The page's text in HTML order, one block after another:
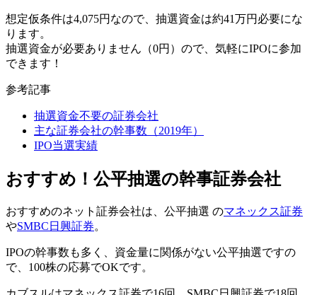
想定仮条件は4,075円 なので、 抽選資金は約41万円必要にな
ります。
抽選資金が必要ありません（0円） ので、気軽にIPOに参加
できます！
参考記事
抽選資金不要の証券会社
主な証券会社の幹事数（2019年）
IPO当選実績
おすすめ！公平抽選の幹事証券会社
おすすめのネット証券会社は、 公平抽選 のマネックス証券
やSMBC日興証券。
IPOの幹事数も多く、 資金量に関係がない公平抽選ですの
で、100株の応募でOKです。